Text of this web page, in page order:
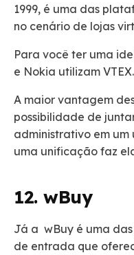
1999, é uma das
no cenário de lojas
Para você ter uma
e Nokia utilizam VTEX.
A maior vantagem
possibilidade de
administrativo em um
uma unificação faz
12. wBuy
Já a wBuy é uma
de entrada que